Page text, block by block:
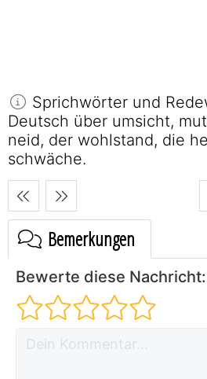
Sprichwörter und
Deutsch über umsicht,
neid, der wohlstand, die
schwäche.
Bemerkungen
Bewerte diese Nachricht: